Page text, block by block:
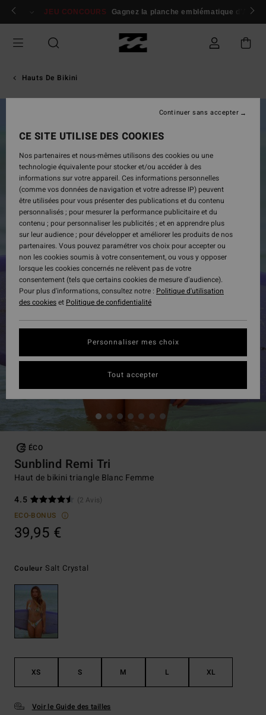
Passer
Se connecter / s'inscrire
JEU CONCOURS Gagnez la planche emblématique d'Andy
Hauts De Bikini
ÉCO
Sunblind Remi Tri
Haut de bikini triangle Blanc Femme
4.5
(2 Avis)
ECO-BONUS
39,95 €
Couleur Salt Crystal
XS S M L XL
Voir le Guide des tailles
CE SITE UTILISE DES COOKIES
Nos partenaires et nous-mêmes utilisons des cookies ou une
technologie équivalente pour stocker et/ou accéder à des
informations sur votre appareil. Ces informations personnelles
(comme vos données de navigation et votre adresse IP) peuvent
être utilisées pour vous présenter des publications et du contenu
personnalisés ; pour mesurer la performance publicitaire et du
contenu ; pour personnaliser les publicités ; et en apprendre plus
sur leur audience ; pour développer et améliorer les produits de nos
partenaires. Vous pouvez paramétrer vos choix pour accepter ou
non les cookies soumis à votre consentement, ou vous y opposer
lorsque les cookies concernés ne relèvent pas de votre
consentement (tels que certains cookies de mesure d’audience).
Pour plus d'informations, consultez notre : Politique d'utilisation
des cookieset Politique de confidentialité
Personnaliser mes choix
Continuer sans accepter
Tout accepter